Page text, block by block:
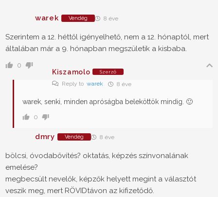
warek Vendég 8 éve
Szerintem a 12. héttől igényelhető, nem a 12. hónaptól, mert
általában már a 9. hónapban megszületik a kisbaba.
0
Kiszamolo
Szerző
Reply to warek 8 éve
warek, senki, minden apróságba beleköttök mindig. 🙂
0
dmry Vendég 8 éve
bölcsi, óvodabővítés? oktatás, képzés színvonalának
emelése?
megbecsült nevelők, képzők helyett megint a választót
veszik meg, mert RÖVIDtávon az kifizetődő.